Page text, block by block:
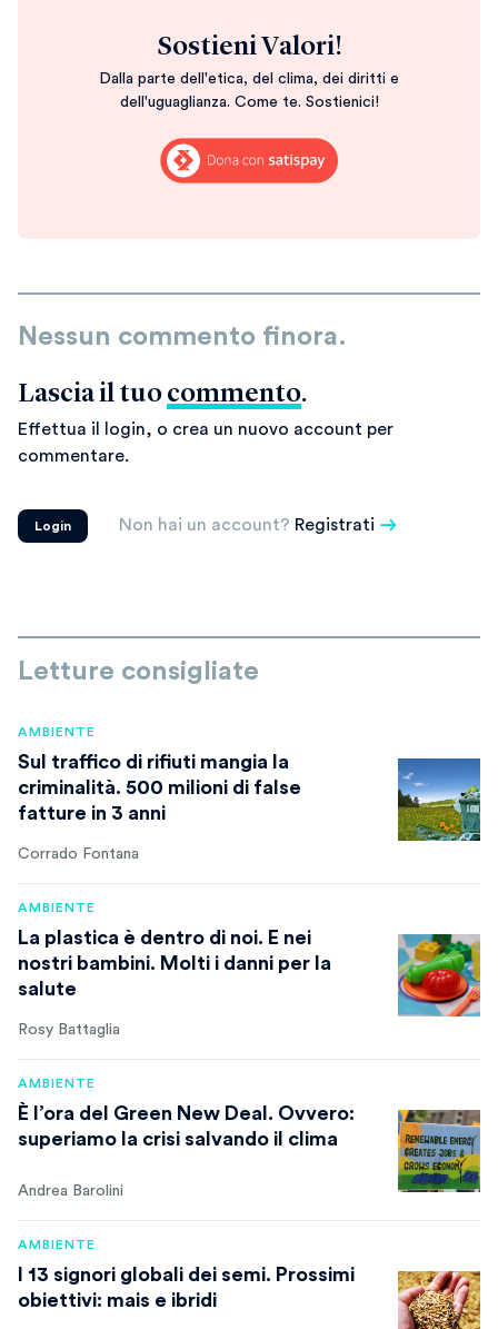
Sostieni Valori!
Dalla parte dell'etica, del clima, dei diritti e
dell'uguaglianza. Come te. Sostienici!
Nessun commento finora.
Lascia il tuo commento.
Effettua il login, o crea un nuovo account per
commentare.
Login Non hai un account? Registrati
Letture consigliate
AMBIENTE
Sul traffico di rifiuti mangia la
criminalità. 500 milioni di false
fatture in 3 anni
Corrado Fontana
AMBIENTE
La plastica è dentro di noi. E nei
nostri bambini. Molti i danni per la
salute
Rosy Battaglia
AMBIENTE
È l’ora del Green New Deal. Ovvero:
superiamo la crisi salvando il clima
Andrea Barolini
AMBIENTE
I 13 signori globali dei semi. Prossimi
obiettivi: mais e ibridi